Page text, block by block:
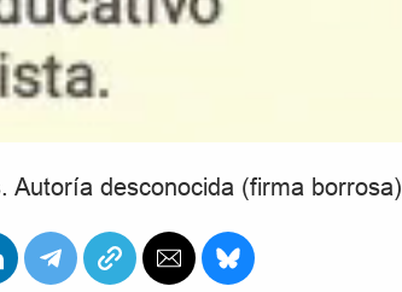
Autoría desconocida (firma borrosa)